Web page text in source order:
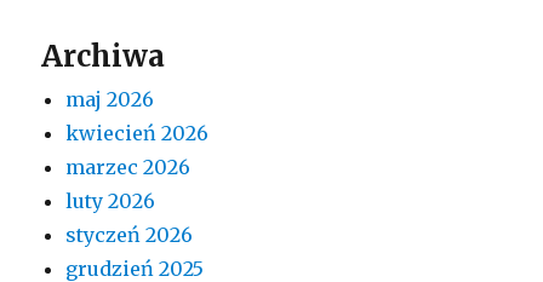
Archiwa
maj 2026
kwiecień 2026
marzec 2026
luty 2026
styczeń 2026
grudzień 2025